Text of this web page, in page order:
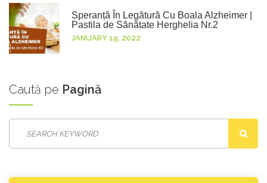
Speranță În Legătură Cu Boala Alzheimer |
Pastila de Sănătate Herghelia Nr.2
JANUARY 19, 2022
Caută pe Pagină